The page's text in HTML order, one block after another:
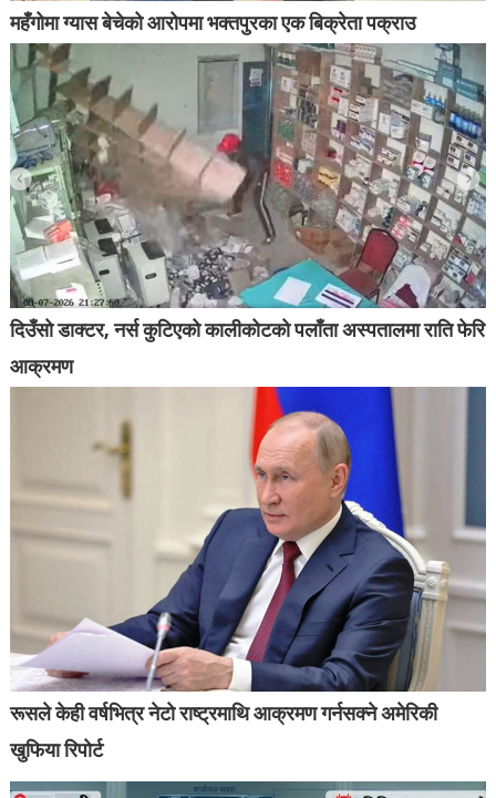
महँगोमा ग्यास बेचेको आरोपमा भक्तपुरका एक बिक्रेता पक्राउ
दिउँसो डाक्टर, नर्स कुटिएको कालीकोटको पलाँता अस्पतालमा राति फेरि
आक्रमण
रूसले केही वर्षभित्र नेटो राष्ट्रमाथि आक्रमण गर्नसक्ने अमेरिकी
खुफिया रिपोर्ट